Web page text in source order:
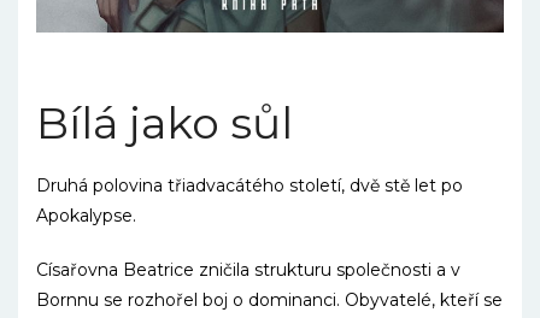
Bílá jako sůl
Druhá polovina třiadvacátého století, dvě stě let po
Apokalypse.
Císařovna Beatrice zničila strukturu společnosti a v
Bornnu se rozhořel boj o dominanci. Obyvatelé, kteří se